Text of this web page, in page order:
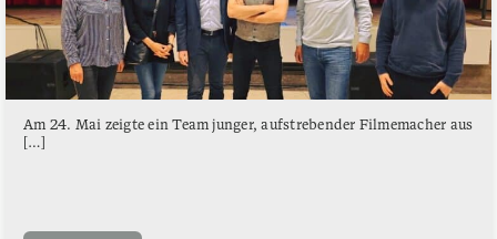
Am 24. Mai zeigte ein Team junger, aufstrebender Filmemacher aus
[…]